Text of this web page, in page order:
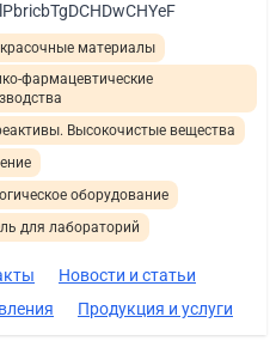
материалы
фармацевтические
Высокочистые вещества
оборудование
для лабораторий
Новости и статьи
Продукция и услуги